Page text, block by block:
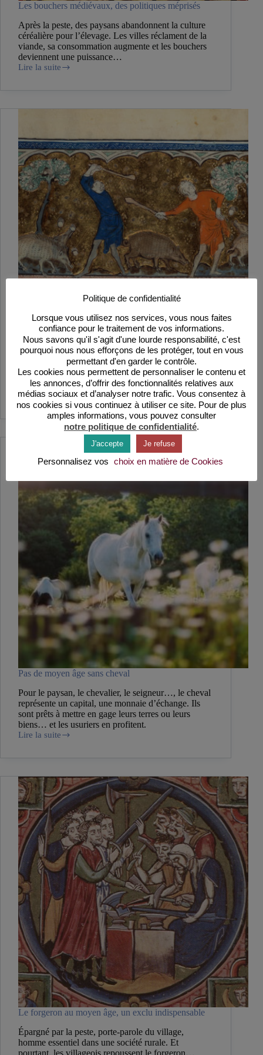
Les bouchers médiévaux, des politiques méprisés
Après la peste, des paysans abandonnent la culture
céréalière pour l’élevage. Les villes réclament de la
viande, sa consommation augmente et les bouchers
deviennent une puissance…
Lire la suite
Les
politiques
Comment vit le paysan au moyen âge ?
Les paysans mènent une vie sociale et associative.
Mais l’exigence des villes, la guerre, la peste… vont
bouleverser leur existence. Et le pire accourt…
Lire la suite
Comment
vit
Pas de moyen âge sans cheval
Pour le paysan, le chevalier, le seigneur…, le cheval
représente un capital, une monnaie d’échange. Ils
sont prêts à mettre en gage leurs terres ou leurs
biens… et les usuriers en profitent.
Lire la suite
Pas
sans
cheval
Le forgeron au moyen âge, un exclu indispensable
Épargné par la peste, porte-parole du village,
homme essentiel dans une société rurale. Et
Politique de confidentialité
Lorsque vous utilisez nos services, vous nous faites
confiance pour le traitement de vos informations.
Nous savons qu'il s'agit d'une lourde responsabilité, c'est
pourquoi nous nous efforçons de les protéger, tout en vous
permettant d'en garder le contrôle.
Les cookies nous permettent de personnaliser le contenu et
les annonces, d’offrir des fonctionnalités relatives aux
médias sociaux et d’analyser notre trafic. Vous consentez à
nos cookies si vous continuez à utiliser ce site. Pour de plus
amples informations, vous pouvez consulter
notre politique de confidentialité.
J'accepte Je refuse
Personnalisez vos choix en matière de Cookies